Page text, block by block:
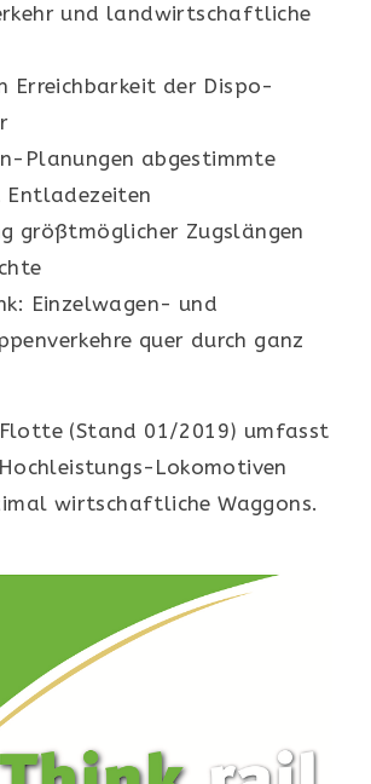
und landwirtschaftliche
Erreichbarkeit der Dispo-
Planungen abgestimmte
Entladezeiten
größtmöglicher Zugslängen
Einzelwagen- und
quer durch ganz
(Stand 01/2019) umfasst
Lokomotiven
wirtschaftliche Waggons.